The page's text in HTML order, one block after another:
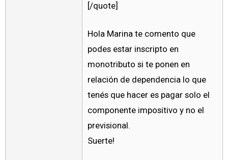
[/quote]
Hola Marina te comento que
podes estar inscripto en
monotributo si te ponen en
relación de dependencia lo que
tenés que hacer es pagar solo el
componente impositivo y no el
previsional.
Suerte!